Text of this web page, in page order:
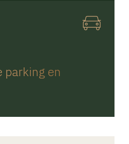
parking en